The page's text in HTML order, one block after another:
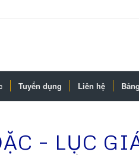
Tuyển dụng Liên hệ
– LỤC